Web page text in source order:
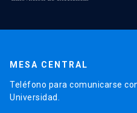
MESA CENTRAL
Teléfono para comunicarse
Universidad.